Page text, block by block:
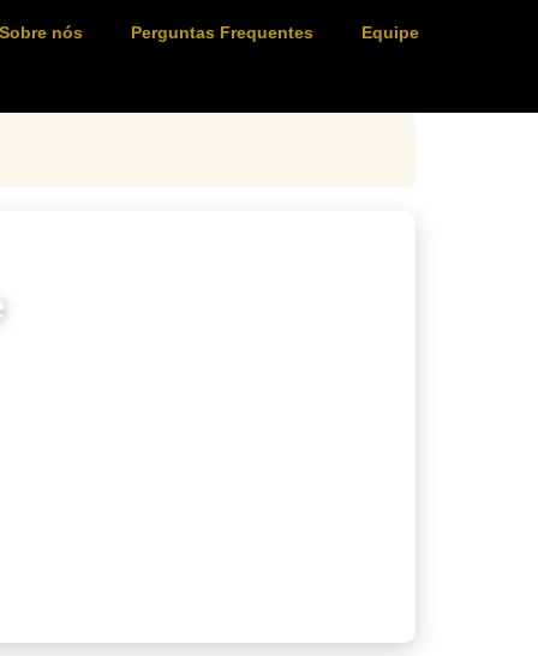
Sobre nós Perguntas Frequentes Equipe